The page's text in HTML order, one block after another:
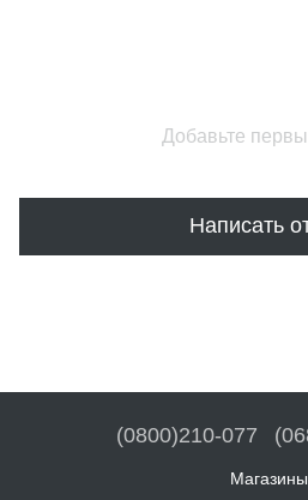
Добавьте
Написать
(0800)210-077
Магазины